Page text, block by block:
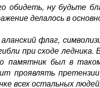
обидеть, ну будьте
делалось в
флаг,
при сходе
был в
проявлять
всех остальных